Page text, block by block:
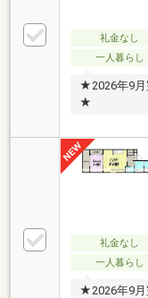
礼金なし
一人暮らし
★2026年9月
★
礼金なし
一人暮らし
★2026年9月